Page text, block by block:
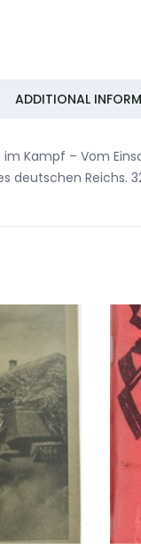
ADDITIONAL
Kampf – Vom
Reichs.